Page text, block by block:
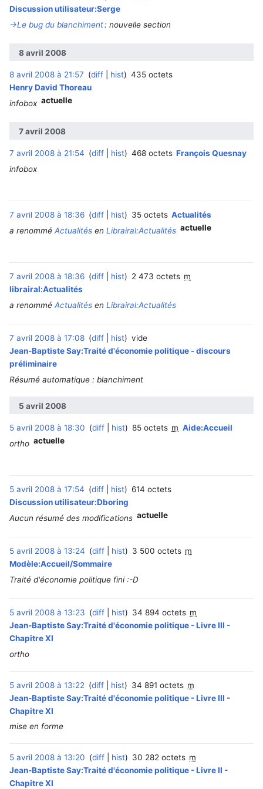
Discussion utilisateur:Serge
→‎Le bug du blanchiment: nouvelle section
8 avril 2008
8 avril 2008 à 21:57 diff hist
435 octets
Henry David Thoreau
infobox actuelle
7 avril 2008
7 avril 2008 à 21:54 diff hist 468 octets François Quesnay
infobox
7 avril 2008 à 18:36 diff hist 35 octets Actualités
a renommé Actualités en Librairal:Actualités actuelle
7 avril 2008 à 18:36 diff hist 2 473 octets m
librairal:Actualités
a renommé Actualités en Librairal:Actualités
7 avril 2008 à 17:08 diff hist
vide
Jean-Baptiste Say:Traité d'économie politique - discours
préliminaire
Résumé automatique : blanchiment
5 avril 2008
5 avril 2008 à 18:30 diff hist 85 octets m Aide:Accueil
ortho actuelle
5 avril 2008 à 17:54 diff hist
614 octets
Discussion utilisateur:Dboring
Aucun résumé des modifications actuelle
5 avril 2008 à 13:24 diff hist 3 500 octets m
Modèle:Accueil/Sommaire
Traité d'économie politique fini :-D
5 avril 2008 à 13:23 diff hist 34 894 octets m
Jean-Baptiste Say:Traité d'économie politique - Livre III -
Chapitre XI
ortho
5 avril 2008 à 13:22 diff hist 34 891 octets m
Jean-Baptiste Say:Traité d'économie politique - Livre III -
Chapitre XI
mise en forme
5 avril 2008 à 13:20 diff hist 30 282 octets m
Jean-Baptiste Say:Traité d'économie politique - Livre II -
Chapitre XI